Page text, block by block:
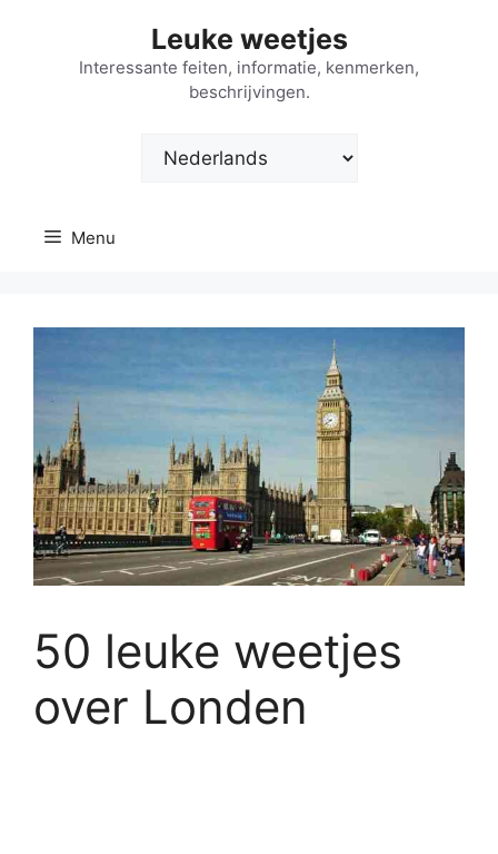
Leuke weetjes
Interessante feiten, informatie, kenmerken,
beschrijvingen.
Kies
Menu
50 leuke weetjes
over Londen